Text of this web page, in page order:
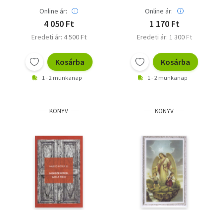
Online ár:
4 050 Ft
Eredeti ár: 4 500 Ft
Kosárba
1 - 2 munkanap
Online ár:
1 170 Ft
Eredeti ár: 1 300 Ft
Kosárba
1 - 2 munkanap
KÖNYV KÖNYV